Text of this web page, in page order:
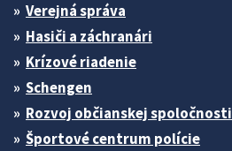
Verejná správa
Hasiči a záchranári
Krízové riadenie
Schengen
Rozvoj občianskej spoločnosti
Športové centrum polície